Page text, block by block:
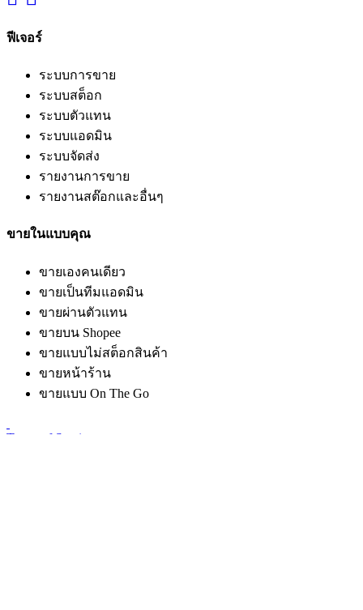
ฟีเจอร์
ระบบการขาย
ระบบสต็อก
ระบบตัวแทน
ระบบแอดมิน
ระบบจัดส่ง
รายงานการขาย
รายงานสต๊อกและอื่นๆ
ขายในแบบคุณ
ขายเองคนเดียว
ขายเป็นทีมแอดมิน
ขายผ่านตัวแทน
ขายบน Shopee
ขายแบบไม่สต็อกสินค้า
ขายหน้าร้าน
ขายแบบ On The Go
Terms of Service